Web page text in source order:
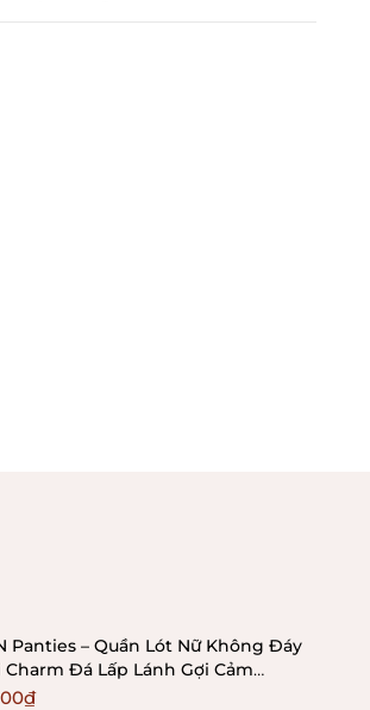
Panties – Quần Lót Nữ Không Đáy
Charm Đá Lấp Lánh Gợi Cảm